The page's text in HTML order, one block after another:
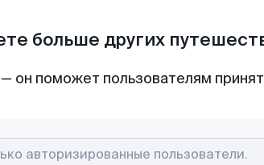
больше других
он поможет пользователям